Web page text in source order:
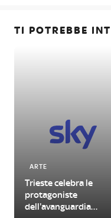
TI POTREBBE
ARTE
Trieste celebra le
protagoniste
dell'avanguardia